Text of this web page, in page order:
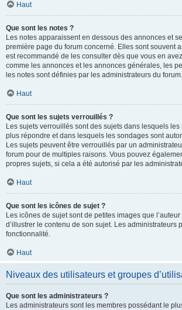
Haut
Que sont les notes ?
Les notes apparaissent en dessous des annonces et
première page du forum concerné. Elles sont souvent
est recommandé de les consulter dès que vous en
comme les annonces et les annonces générales, les
les notes sont définies par les administrateurs du forum.
Haut
Que sont les sujets verrouillés ?
Les sujets verrouillés sont des sujets dans lesquels
plus répondre et dans lesquels les sondages sont
Les sujets peuvent être verrouillés par un
forum pour de multiples raisons. Vous pouvez
propres sujets, si cela a été autorisé par les
Haut
Que sont les icônes de sujet ?
Les icônes de sujet sont de petites images que
d’illustrer le contenu de son sujet. Les administrateurs
fonctionnalité.
Haut
Niveaux des utilisateurs et groupes
Que sont les administrateurs ?
Les administrateurs sont les membres possédant le